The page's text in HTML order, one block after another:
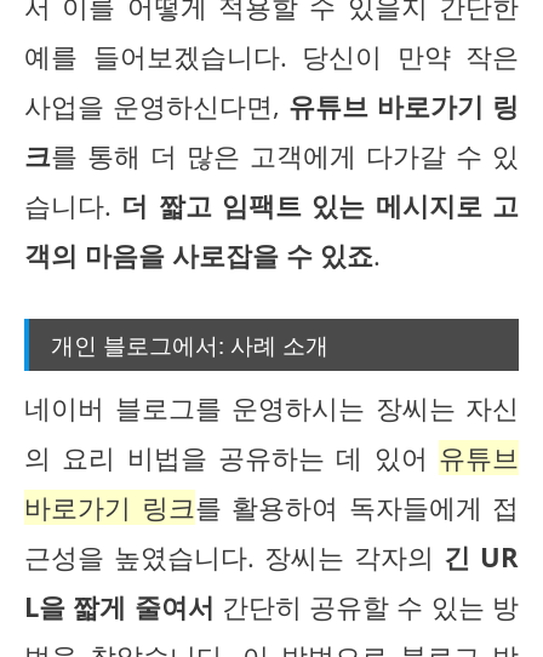
예를 들어보겠습니다. 당신이 만약 작은
사업을 운영하신다면, 유튜브 바로가기 링
크를 통해 더 많은 고객에게 다가갈 수 있
습니다. 더 짧고 임팩트 있는 메시지로 고
객의 마음을 사로잡을 수 있죠.
개인 블로그에서: 사례 소개
네이버 블로그를 운영하시는 장씨는 자신
의 요리 비법을 공유하는 데 있어 유튜브
바로가기 링크를 활용하여 독자들에게 접
근성을 높였습니다. 장씨는 각자의 긴 UR
L을 짧게 줄여서 간단히 공유할 수 있는 방